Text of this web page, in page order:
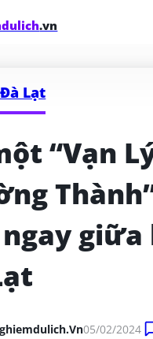
.vn
Lạt
“Vạn
giữa
05/02/2024